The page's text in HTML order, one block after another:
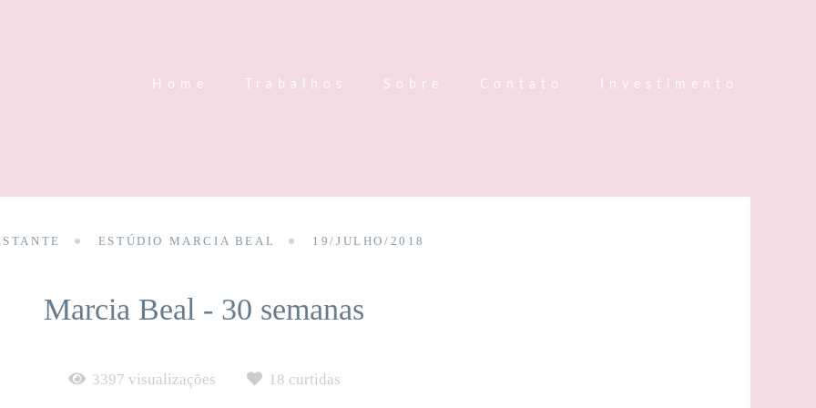
Home Trabalhos Sobre Contato Investimento
ESTÚDIO MARCIA BEAL 19/JULHO/2018
Marcia Beal - 30 semanas
3397 visualizações 18 curtidas